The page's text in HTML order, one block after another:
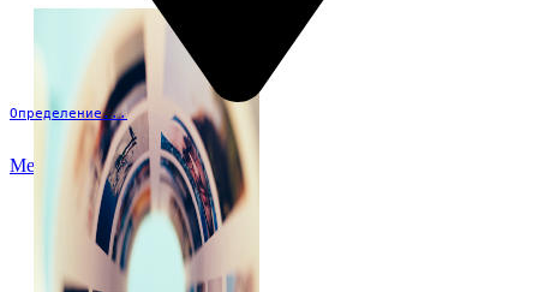
Определение...
Меню